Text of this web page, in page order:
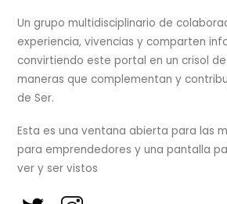
Un grupo multidisciplinario de
experiencia, vivencias y comparten
convirtiendo este portal en un crisol
maneras que complementan y
de Ser.
Esta es una ventana abierta para las
para emprendedores y una pantalla
ver y ser vistos